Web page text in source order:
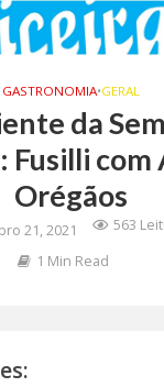
GASTRONOMIA•GERAL
da
Fusilli com
Orégãos
21, 2021
563
1 Min Read